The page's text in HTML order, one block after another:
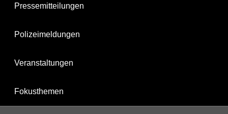
Pressemitteilungen
Polizeimeldungen
Veranstaltungen
Fokusthemen